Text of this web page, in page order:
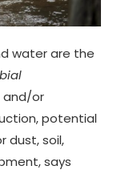
water are the
and/or
potential
dust, soil,
says